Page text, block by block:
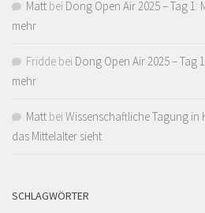
Matt bei Dong Open Air 2025 – Tag 1:
mehr
Fridde bei Dong Open Air 2025 – Tag
mehr
Matt bei Wissenschaftliche Tagung in
das Mittelalter sieht
SCHLAGWÖRTER